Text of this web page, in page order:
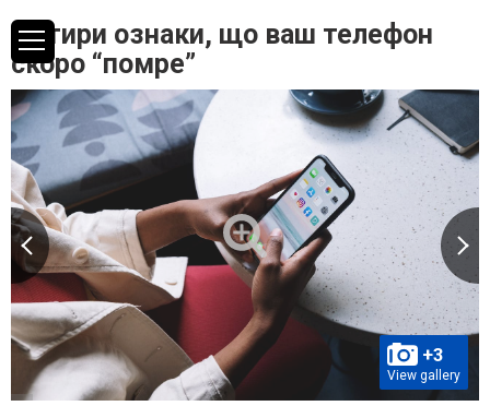
Чотири ознаки, що ваш телефон
скоро “помре”
+3
View gallery